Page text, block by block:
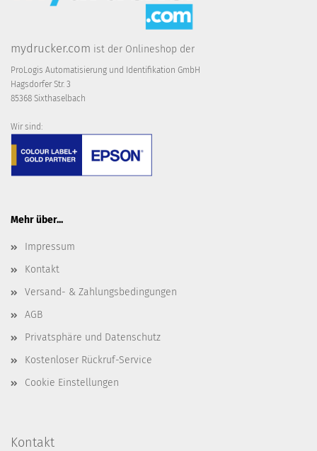
mydrucker.com ist der Onlineshop der
ProLogis Automatisierung und Identifikation GmbH
Hagsdorfer Str. 3
85368 Sixthaselbach
Wir sind:
Mehr über...
Impressum
Kontakt
Versand- & Zahlungsbedingungen
AGB
Privatsphäre und Datenschutz
Kostenloser Rückruf-Service
Cookie Einstellungen
Kontakt